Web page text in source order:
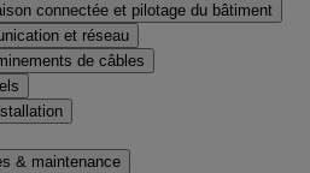
connectée et pilotage du bâtiment
et réseau
de câbles
& maintenance